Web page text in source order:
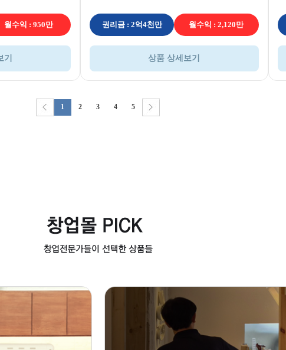
월수익 : 950만 권리금 : 2억4천만 월수익 : 2,120만
상품 상세보기
1 2 3 4 5